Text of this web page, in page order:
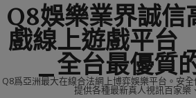
Q8娛樂業界誠
戲線上遊戲平台
_全台最優質
Q8爲亞洲最大在線合法網上博弈娛樂平台。安
提供各種最新真人視訊百家樂